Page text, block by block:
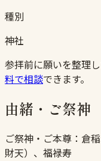
種別
神社
参拝前に願いを整理し
料で相談できます。
由緒・ご祭神
ご祭神・ご本尊： 倉
財天）、福禄寿